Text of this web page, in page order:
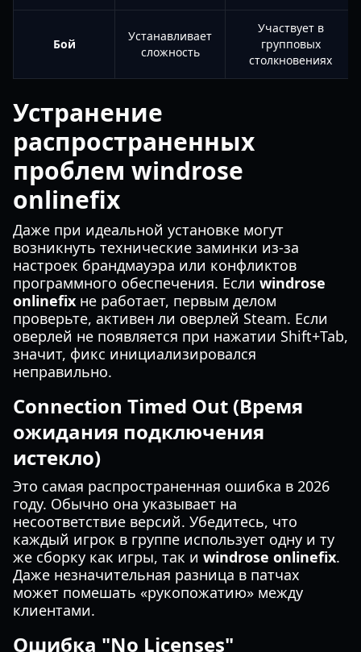
Бой
Устанавливает
сложность
Участвует в
групповых
столкновениях
Устранение
распространенных
проблем windrose
onlinefix
Даже при идеальной установке могут
возникнуть технические заминки из-за
настроек брандмауэра или конфликтов
программного обеспечения. Если windrose
onlinefix не работает, первым делом
проверьте, активен ли оверлей Steam. Если
оверлей не появляется при нажатии Shift+Tab,
значит, фикс инициализировался
неправильно.
Connection Timed Out (Время
ожидания подключения
истекло)
Это самая распространенная ошибка в 2026
году. Обычно она указывает на
несоответствие версий. Убедитесь, что
каждый игрок в группе использует одну и ту
же сборку как игры, так и windrose onlinefix.
Даже незначительная разница в патчах
может помешать «рукопожатию» между
клиентами.
Ошибка "No Licenses"